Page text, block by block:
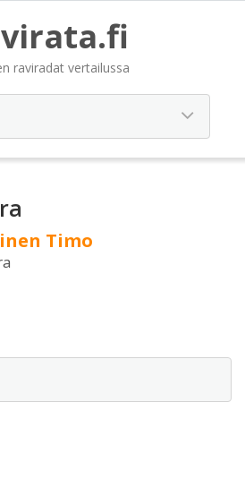
raviradat vertailussa
Timo